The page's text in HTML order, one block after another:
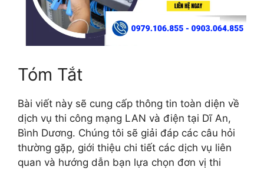
Tóm Tắt
Bài viết này sẽ cung cấp thông tin toàn diện về
dịch vụ thi công mạng LAN và điện tại Dĩ An,
Bình Dương. Chúng tôi sẽ giải đáp các câu hỏi
thường gặp, giới thiệu chi tiết các dịch vụ liên
quan và hướng dẫn bạn lựa chọn đơn vị thi